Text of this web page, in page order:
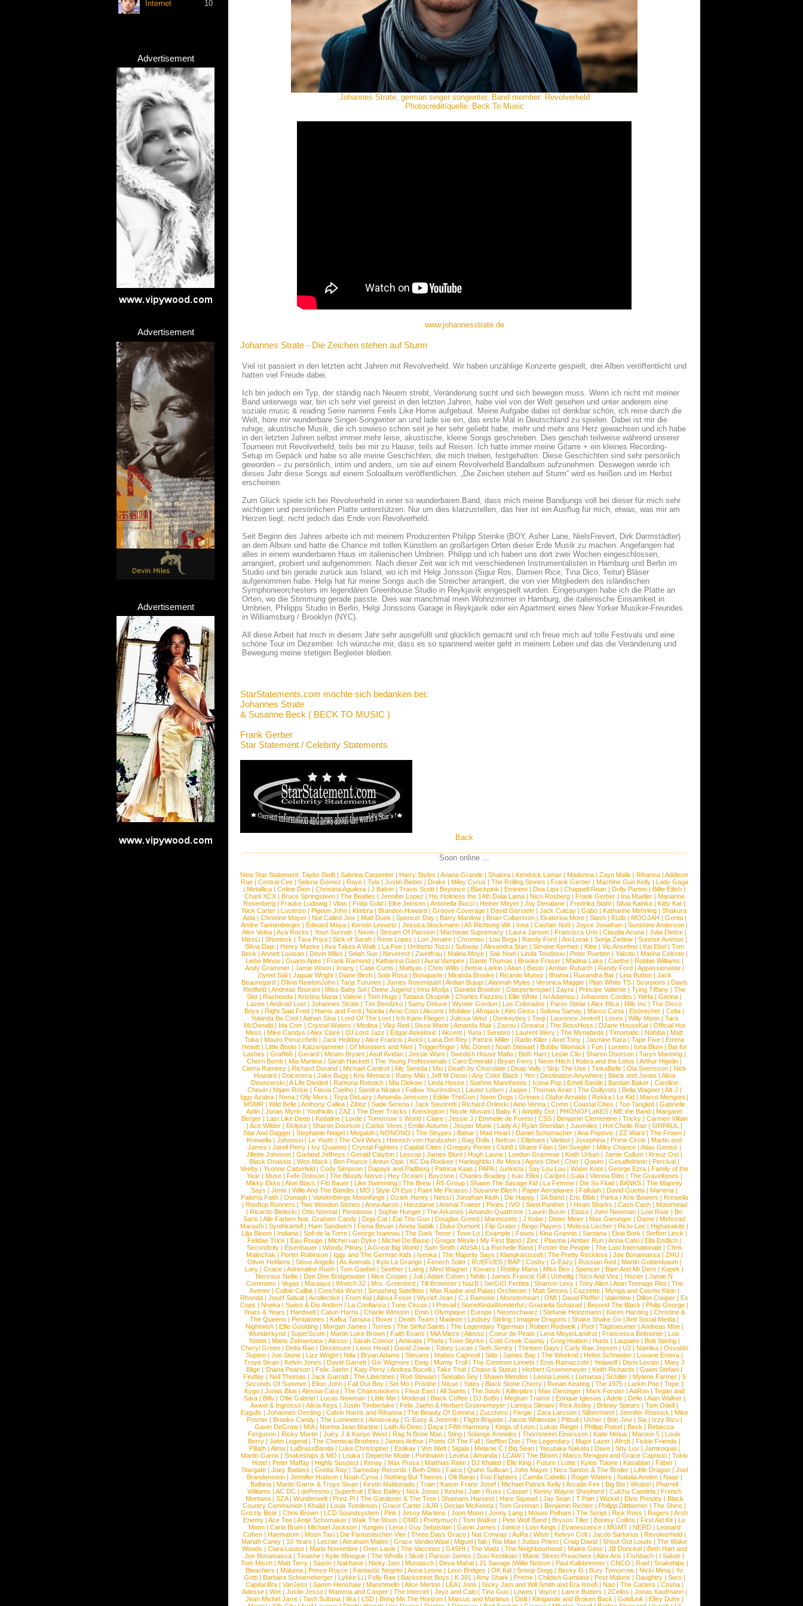
Internet 10
Advertisement
Advertisement
Advertisement
Johannes Strate, german singer songwriter, Band member: Revolverheld
Photocredit/quelle: Beck To Music
www.johannesstrate.de
Johannes Strate - Die Zeichen stehen auf Sturm
Viel ist passiert in den letzten acht Jahren mit Revolverheld. Wir haben unzählige Konzerte gespielt, drei Alben veröffentlicht und
hatten viel Freude dabei.
Ich bin jedoch ein Typ, der ständig nach Neuem strebt, Veränderung sucht und sich bewegen muss. Wenn ich nicht mit meiner
Band unterwegs war, bin ich sehr viel gereist in den letzten Jahren, habe viel von der Welt gesehen und unter anderem eine
soziale music & reading Serie namens Feels Like Home aufgebaut. Meine Aufgabe dabei ist denkbar schön, ich reise durch die
Welt, höre mir wunderbare Singer-Songwriter an und lade sie ein, das erste Mal in Deutschland zu spielen. Dabei ist mir die
ruhige, akustische Musik, die ich sowieso schon seit je her sehr geliebt habe, mehr und mehr ans Herz gewachsen und ich habe
in den letzten Jahren selbst immer mehr leise, akustische, kleine Songs geschrieben. Dies geschah teilweise während unserer
Tourneen mit Revolverheld, teils bei mir zu Hause, teils auf Reisen. Ich hatte immer meine Gitarre + ein kleines Recording-
Setup im Gepäck und habe so alle meine Geschichten, die mich trieben, festgehalten. Diese Geschichten sind sehr persönlich
geworden – zu persönlich, intim und anders, um sie auf einem Revolverheld Bandalbum aufzunehmen. Deswegen werde ich
dieses Jahr diese Songs auf einem Soloalbum veröffentlichen. „Die Zeichen stehen auf Sturm“ wird es heißen und im Herbst
erscheinen.
Zum Glück spiele ich bei Revolverheld in einer so wunderbaren Band, dass mich meine Bandjungs voll bei dieser für mich sehr
wichtigen und persönlichen Platte unterstützen. Nur um dies klarzustellen, das hier ist ein Ausflug für mich, etwas, was mir am
Herzen liegt, nicht jedoch das Ende von Revolverheld.
Seit Beginn des Jahres arbeite ich mit meinem Produzenten Philipp Steinke (BOY, Asher Lane, NielsFrevert, Dirk Darmstädter)
an dem Album und hatte die Chance mit tollen Künstlern an großartigen Orten dieser Erde Musik zu machen. Angefangen hat
alles in einem wunderbaren Haus im italienischen Umbrien. Philipp und ich haben uns dort zwei Wochen eingeschlossen,
arrangiert, probiert und aufgenommen. Nach dieser Zeit war ich mit verschiedenen Instrumentalisten in Hamburg und Berlin im
Studio und bin gerade zurück aus Island, wo ich mit Helgi Jonsson (Sigur Ros, Damien Rice, Tina Dico, Teitur) Bläser
aufgenommen habe. Helgi hat für meine Songs auch die Streicher arrangiert, die von vier Mitgliedern des isländischen
Symphonieorchesters im legendären Greenhouse Studio in Reykjavik eingespielt wurden. Eingesungen habe ich die Platte an
Orten, wo die Stimmung gerade passte. Dies war manchmal mein Wohnzimmer in Hamburg, die italienische Einsamkeit in
Umbrien, Philipps Studio in Berlin, Helgi Jonssons Garage in Reykjavik oder ein Apartment eines New Yorker Musiker-Freundes
in Williamsburg / Brooklyn (NYC).
All diese Arbeit hat mich in diesem Jahr sehr ausgefüllt und glücklich gemacht und ich freue mich auf tolle Festivals und eine
schöne Tour im Dezember. Ich wünsche mir, dass es so spannend weiter geht in meinem Leben und das die Veränderung und
Bewegung meine stetigen Begleiter bleiben.
StarStatements.com möchte sich bedanken bei:
Johannes Strate
& Susanne Beck ( BECK TO MUSIC )
Frank Gerber
Star Statement / Celebrity Statements
Back
Soon online ...
New Star Statement: Taylor Swift | Sabrina Carpenter | Harry Styles | Ariana Grande | Shakira | Kendrick Lamar | Madonna | Zayn Malik | Rihanna | Addison
Rae| Central Cee| Selena Gomez | Raye| Tyla| Justin Bieber| Drake| Miley Cyrus | The Rolling Stones | Frank Gerber| Machine Gun Kelly| Lady Gaga
| Metallica | Celine Dion | Christina Aguilera | J Balvin | Travis Scott | Beyonce | Blackpink | Eminem | Dua Lipa | Chappell Roan | Dolly Parton | Billie Eilish |
Charli XCX| Bruce Springsteen| The Beatles | Jennifer Lopez | His Holiness the 14th Dalai Lama| Nico Rosberg| Frank Gerber| Ina Mueller| Marianne
Rosenberg | Frauke Ludowig | Vitas | Frida Gold | Elke Jeinsen | Antonella Bucci | Heiner Meyer | Joy Denalane | Fredrika Stahl | Silvia Kainka | Kitty Kat |
Nick Carter | Lucenzo | Pigeon John | Kimbra | Brandon Howard | Groove Coverage | David Gerstein | Jack Culcay | Gabo | Katharine Mehrling | Shakura
Aida| Christine Mayer| Not Called Jinx | Matt Dusk | Spencer Day| Barry Manilow| Brian Culbertson| Ekaterina More| Slash| 81db| MOOJAH | Genta|
Andre Tannenberger | Edward Maya | Kerstin Linnartz | Jessica Stockmann | A5 Richtung Wir | Inna | Cashier No9 | Joyce Jonathan | Sunshine Anderson |
Alex Velea | Ava Rocks | Youn Sunnah | Nevio | Stream Of Passion | Machinae Supremacy | Laura Jansen | Francisca Urio | Claudia Acuna | Julia Dietze |
MissLi | Shonlock | Tara Priya | Sick of Sarah | Rene Lopez | Lori Jenaire | Chromeo | Lou Bega | Randy Ford | Ani Lorak | Sonja Zietlow | Sunrise Avenue |
Silvia Dias | Henry Maske| Ava Takes A Walk | La Fee| Umberto Tozzi| Subway| Alexandra Stan| Simone Kermes | Klee| Vic Anselmo| Kai Ebel| Tom
Beck | Annett Louisan| Devin Miles | Selah Sue| Neverest| Zweitfrau| Malina Moye| Sak Noel| Linda Teodosiu| Peter Ruetten| Yakoto| Marina Celeste|
Liebe Minou| Guano Apes | Frank Ramond| Katharina Gast| Aural Vampire| Dante Thomas | Brooke Fraser| Madina Lake| Caethe| Robbie Williams |
Andy Grammer| Jamie Woon| Imany| Catie Curtis | Mattyas | Chris Willis | Betsie Larkin| Aitan| Basto| Amber Rubarth| Randy Ford| Appassionante|
Ziynet Sali| Jaguar Wright| Diane Birch| Sola Rosa| Bonaparte| Miranda Brooke| Ricardo Munoz | Ilhama| Ruxandra Bar| Lina Button| Jack
Beauregard| Olivia NewtonJohn| Tarja Turunen| James Rosenquist| Ardian Bujupi| Alannah Myles | Veronica Maggio| Plain White TS| Scorpions | Davis
Redfield | Andreas Bourani | Miss Baby Sol | Deine Jugend | Inna Modja | Daniela Brooker | Glasperlenspiel | Zayra | Principe Valiente | Tying Tiffany | The
Slot | Rasheeda | Kristina Maria | Valerie | Tom Hugo | Tatiana Okupnik | Charles Fazzino | Ellie White | Ivi Adamou | Johannes Cordes | YaHa | Gerina |
Lazee | Android Lust | Johannes Strate | Tim Bendzko | Samy Deluxe | Wynter Gordon | Los Colorados | Parov Stelar | Alex Mica | Milk Inc | The Disco
Boys | Right Said Fred | Harris and Ford | Noelia | Arno Cost | Akcent | Mobilee | Afrojack | Kim Gloss | Soluna Samay | Marco Carta | Eisbrecher | Celia |
Yolanda Be Cool| Adrian Sina| Lord Of The Lost| Ich Kann Fliegen| Julissa Veloz | Donkeyboy| Tooji| Laurence Jenkell| Lovex | Willy Moon| Tara
McDonald| Ida Corr| Crystal Waters | Medina| Viky Red| Sisse Marie| Amanda Mair| Zazou| Oceana| The BossHoss | DJane HouseKat| Official Hot
Mess | Mike Candys | Alex Clare | DJ Lord Jazz | Edgar Askelovic | Akcent | Yuna | Serebro | Laurent Wery | The Mynabirds | Timomatic | Nahiba | Matt
Toka | Mauro Perucchetti | Jack Holiday | Alice Francis | Avicii | Lana Del Rey | Patrick Miller | Radio Killer | Axel Tony | Jasmine Kara | Tape Five | Emma
Hewitt| Little Boots | Katzenjammer| Of Monsters and Men| Triggerfinger| Mic Donet| Noah Stewart| Bobby Womack | Fun| Loreen| Iona Blum| Bat for
Lashes | Graffiti6| Gerard| Miriam Bryant| Asaf Avidan| Jessie Ware| Swedish House Mafia| Beth Hart| Leslie Clio| Sharon Doorson| Taryn Manning|
Cherri Bomb | Mia Martina | Sarah Hackett | The Young Professionals | Caro Emerald | Bryan Ferry | Neon Hitch | Kobra and the Lotus | Arthur Higelin |
Cierra Ramirez | Richard Durand | Michael Canitrot | Ally Sereda | Miu | Death by Chocolate | Deap Vally | Skip The Use | TinkaBelle | Ola Svensson | Nick
Howard| Dolcenera| Jake Bugg| Kris Menace| Rainy Milo| Jeff M Dixon| Any Color Black | Yen| Destination Anywhere| Black and Jones | Alina
Devecerski| A Life Divided| Ramona Rotstich| Mia Diekow| Linda Hesse| Soehne Mannheims | Icona Pop| Emeli Sande| Bastian Baker| Caroline
Chevin| Ntjam Rosie| Flavia Coelho| Sandra Nkake| Follow YourInstinct| Lauter Leben| Jaqee| Thomas Azier| The Dollyrots | Bella Wagner| Alt-J |
Iggy Azalea | Nena | Olly Murs | Toya DeLazy | Amanda Jenssen | Eddie TheGun | Neon Dogs | Grimes | Olafur Arnalds | Rykka | Le Kid | Marco Mengoni |
MSMR| Wild Belle| Anthony Callea| Zibbz | Sade Serena| Jack Savoretti| Richard Orlinski| Aino Venna| Como| Coastal Cities | Too Tangled| Gabrielle
Aplin | Jonas Myrin | Youthkills | ZAZ | The Deer Tracks | Kensington | Nicole Musoni | Baby K | Amplify Dot | PHONOFLaKES | ME the Band | Margaret
Berger| Last Like Deep| Kodaline| Lorde| Tomorrow´s World| Claire| Jessie J | Emmelie de Forest| CSS| Benjamin Clementine| Tricky| Carmen Villain
| Ace Wilder| Eklipse| Sharon Doorson| Carlos Vives | Emilie Autumn| Jesper Munk | Lady A| Ryan Sheridan| Juveniles | Hot Chelle Rae| SIRPAUL
|
Star And Dagger | Stephanie Neigel | Megaloh | NONONO | The Strypes | Bahar | Mad Heart | Daniel Schumacher | Ana Popovic | ZZ Ward | The Frown |
Krewella | Johnossi | Le Youth | The Civil Wars | Heinrich von Handzahm | Rag Dolls | Nelson | Elliphant | Vanbot | Josephina | Prime Circle | Martin and
James | Jarell Perry | Ivy Quainoo | Crystal Fighters | Capital Cities | Gregory Porter | Club8 | Shane Filan | Siri Svegler | Milky Chance | Atlas Genius |
Jillette Johnson | Garland Jeffreys | Gerald Clayton | Lescop | James Blunt | Hugh Laurie | London Grammar | Keith Urban | Jamie Cullum | Kreuz Ost |
Black Onassis | Wes Mack | Ben Pearce | Antun Opic | KC Da Rookee | Harleighblu | Ife Mora | Agnes Obel | Cher | Qasim | Gesaffelstein | Percival |
Veeby | Yvonne Catterfeld | Cody Simpson | Dapayk and Padberg | Patricia Kaas | PAPA| Junkista | Say Lou Lou | Water Knot | George Ezra | Family of the
Year| Muse| Fefe Dobson| The Bloody Nerve| Hey Ocean! | Boyzone| Charles Bradley| Isac Elliot| Carlprit| Gala| Vienna Ditto| The Graveltones |
Mikky Ekko | Aloe Blacc | Flo Bauer | Like Swimming | The Brew | R5 Group | Shawn The Savage Kid | La Femme | Die So Fluid | BANKS | The Majority
Says | Jenix | Wille And The Bandits | MO | Style Of Eye | Paint Me Picasso | Susanne Blech | Paper Aeroplanes | Fallulah | David Guetta | Marteria |
Paloma Faith| Oonagh| Vandenbergs MoonKings | Ozark Henry| Nessi| Jonathan Kluth| Die Happy| 3A Band| Eric Bibb| Parka| Kris Bowers | Krewella
| Rooftop Runners | Two Wooden Stones | Anna Aaron| Herzdame| Animal Trainer| Pixies | IVO | Steel Panther| I Heart Sharks | Cash Cash| Motorhead
| Ricardo Bielecki | Otto Normal | Pentatonix | Sophie Hunger | The Arkanes | Amando Quattrone | Laurin Buser | Elaiza | John Newman | Low Roar | Bo
Saris | Alle Farben feat. Graham Candy | Doja Cat | Eat The Gun | Douglas Greed | Marmozets | J Kobe | Dieter Meier | Max Giesinger | Dame | Mehrzad
Marashi | Synthkartell | Ham Sandwich | Fiona Bevan | Aneta Sablik | Duke Dumont | Flip Grater | Bingo Players | Melissa Lischer | Ricki-Lee | Highasakite |
Lilja Bloom | Indiana | Sofi de la Torre | George Ioannou | The Dark Tenor | Tove Lo | Example | Foxes | Kina Grannis | Santana | Ekat Bork | Steffen Linck |
Felidae Trick | Eau Rouge | Michel van Dyke | Michel De Biasio | Gregor Meyle | My First Band | Zinc | Plasma | Amber Run | Anna Calvi | Ella Endlich |
Secondcity| Eisenhauer| Woody Pitney| A Great Big World| Sam Smith| ANSA| La Rochelle Band| Foster the People| The Last Internationale| Chris
Malinchak | Porter Robinson| Iggy and The German Kids | Iyeoka| The Majority Says | Klangkarussell| The Pretty Reckless | Joe Bonamassa| ZHU|
Oliver Heldens | Steve Angello| As Animals | Kyla La Grange| Fenech Soler| RUEFUES| BAP| Cosby| G-Eazy| Russian Red| Martin Goldenbaum|
Lary | Grace | Adrenaline Rush | Tom Gaebel | Seether | Laing | Mirel Wagner | Kovacs | Robby Maria | Miss Bex | Spencer | Bam And Mr.Dero | Kopek |
Nervous Nellie | Dee Dee Bridgewater | Alice Cooper | Juli | Adam Cohen | Nihils | James Francis Gill | Unheilig | Nico And Vinz | Hozier | Jamie N
Commons | Vegas | Maraaya| Wretch 32| Mrs. Greenbird| Till Broenner| NazB| SerGIO Fertitta| Sharron Levy| Tony Allen| Atari Teenage Riot| The
Avener | Colbie Caillat | Conchita Wurst | Smashing Satellites | Max Raabe and Palast Orchester | Matt Simons | Cazzette | Mynga and Cosmo Klein |
Rhonda | Josef Salvat | Acollective | From Kid | Alexa Feser | Wyclef Jean | C.J.Ramone | Monsterheart | OMI | David Pfeffer | Valentine | Dillon Cooper | Ex
Cops | Nneka | Swiss & Die Andern | La Confianza | Tune Circus | I Prevail | SomeKindaWonderful | Graziella Schazad | Beyond The Black | Philip George |
Years & Years | Hardwell| Calvin Harris | Charlie Winston| Emin| Olympique| Europe| Neonschwarz | Stefanie Heinzmann| Karen Harding| Christine &
The Queens | Pentatones | Kafka Tamura | Boxer | Death Team | Madeon | Lindsey Stirling | Imagine Dragons | Shake Shake Go | Anti Social Media |
Nightwish| Ellie Goulding| Morgan James | Torres | The Sinful Saints | The Legendary Tigerman| Robert Redweik | Pool| Tagtraeumer| Andreas Moe|
Wunderkynd | SuperScum | Martin Luke Brown | Faith Evans | MiA Mieze | Alesso | Coeur de Pirate | Lena MeyerLandrut | Francesca Belmonte | Loic
Nottet| Mans Zelmerloew| Alesso| Sarah Connor| Aminata| Phela| Tove Styrke| Cold Creek County| Greg Holden| Hurts | Laupaire| Bob Spring|
Cheryl Green| Delta Rae| Disclosure| Lions Head| David Zowie| Tobey Lucas | Seth Sentry| Thirteen Days | Carly Rae Jepsen| U2| Namika| Osvaldo
Supino| Joe Stone| Lizz Wright| Niila| Bryan Adams | Stevans | Matteo Capreoli| Sido| James Bay| The Weeknd| Helen Schneider| Louane Emera|
Troye Sivan | Kelvin Jones | David Garrett | Gin Wigmore | Ewig | Mumiy Troll | The Common Linnets | Eros Ramazzotti | Yelawolf | Demi Lovato | Mary J
Blige | Shana Pearson | Felix Jaehn | Katy Perry | Andrea Bocelli | Take That | Chase & Status | Herbert Groenemeyer | Keith Richards | Gwen Stefani |
Findlay| Neil Thomas | Jack Garratt| The Libertines | Rod Stewart| Seinabo Sey| Shawn Mendes | Leona Lewis | Lumaraa| Schiller| Mylene Farmer| 5
Seconds Of Summer| Elton John| Fall Out Boy| Set Mo| Pristine| Nisse| Yates | Black Stone Cherry| Ronan Keating| The 1975| Larkin Poe| Topic |
Kygo| Jonas Blue| Alessia Cara| The Chainsmokers | Fleur East| All Saints | The Souls | Killerpilze| Max Giesinger| Mark Forster| AaRon| Tegan and
Sara| Billy| Ollie Gabriel| Lucas Newman| Little Mix | Moderat| Black Coffee| DJ BoBo| Meghan Trainor| Enrique Iglesias | Adele| Delle| Alan Walker|
Axwel & Ingrosso | Alicia Keys | Justin Timberlake | Felix Jaehn & Herbert Groenemeyer | Lamiya Slimani | Rick Astley | Britney Spears | Tom Odell |
Eagulls | Johannes Oerding| Calvin Harris and Rihanna| The Beauty Of Gemina| Zucchero| Fergie| Zara Larsson| Silbermond| Jennifer Rostock | Mike
Posner| Brooke Candy| The Lumineers | Annisokay| G-Easy & Jeremih| Flight Brigade| Jacob Whiteside| Pitbull| Usher| Bon Jovi| Sia| Izzy Bizu|
Gavin DeGraw | MIA| Norma Jean Martine | Laith Al-Deen | Daya | Fifth Harmony | Kings of Leon | Lukas Rieger | Philipp Poisel | Beck | Rebecca
Ferguson | Ricky Martin | Juicy J & Kanye West | Rag N Bone Man | Sting | Solange Knowles | Thornsteinn Einarsson | Katie Melua | Maroon 5 | Louis
Berry | John Legend | The Chemical Brothers | James Arthur | Poets Of The Fall | Stefflon Don | The Legendary | Major Lazer | Afrob | Fickle Friends |
Pillath| Alma| LaBrassBanda| Luke Christopher| Estikay| Von Welt| Sigala| Melanie C| Big Sean| Yasutaka Nakata| Dave| Shy Luv| Jamiroquai|
Martin Garrix | Snakeships & MO | Louka | Depeche Mode | Pohlmann | Levina | Amanda | LCAW| The Bloom | Marco Mengoni and Grace Capristo | Tokio
Hotel | Peter Maffay | Highly Suspect | Kenay | Max Prosa | Matthias Reim | DJ Khaled | Elle King | Future | Lotte | Kyles Tolone | Kasabian | Faber |
Stargate| Joey Badass | Gretta Ray| Sameday Records | Beth Ditto| Falco| Quinn Sullivan| John Mayer| Nico Santos & The Broiler| Little Dragon| Joel
Brandenstein| Jennifer Hudson| Noah Cyrus | Nothing But Thieves | Olli Banjo| Foo Fighters | Camila Cabello| Roger Waters | Natalia Avelon| Naaz |
Balbina | Martin Garrix & Troye Sivan | Kirstin Maldonado | Train | Kaiser Franz Josef | Michael Patrick Kelly | Arcade Fire | Big Boi | Wrabel | Pharrell
Williams | AC DC| dePresno| Superfruit| Elles Bailey| Nick Jonas | Kesha| Jain| Russ | Casper| Kenny Wayne Shepherd| Culcha Candela| French
Montana| SZA| Wunderwelt| Prinz Pi| The Gardener & The Tree| Shamans Harvest| Hare Squead| Jay Sean| T Pain| Wizkid| Elvis Presley| Black
Country Communion | Khalid | Louis Tomlinson | Grace Carter | AJR | Declan McKenna | Tom Grennan | Benjamin Richter | Philipp Dittberner | The Shins |
Grizzly Bear | Chris Brown | LCD Soundsystem | Pink | Jessy Martens | Joon Moon | Jonny Lang | Moses Pelham | The Script | Rick Ross | Rogers | Arch
Enemy | Ace Tee | Antje Schomaker | Walk The Moon | OMD | Prettymuch | Tom Walker | Pete Wolf Band | Bryson Tiller | Bootsy Collins | First Aid Kit | Lo
Moon| Carla Bruni| Michael Jackson| Yungen| Lena| Guy Sebastian| Gavin James | Janice| Lost Kings | Evanescence| MGMT| NERD| Leonard
Cohen| Haematom| Moon Taxi| Die Fantastischen Vier| Three Days Grace| Nat Conway| AuRa| Wisin| Kelvyn Colt| Jacob Sartorius | Revolverheld|
Mariah Carey | 10 Years | Lecrae | Abraham Mateo | Grace VanderWaal | Miguel | fab | Ria Mae | Judas Priest | Craig David | Shout Out Louds | The Wake
Woods | Clara Louise| Mario Novembre| Oren Lavie| The Vaccines | G4SHI | The Voidz | The Neighbourhood| Maitre Gims | JB Dunckel| Beth Hart and
Joe Bonamassa | Tinashe | Kylie Minogue | The Wholls | Skott | Parson James | Susi Kentikian | Manic Street Preachers | Alex Aris | Fishbach | I Salute |
Tom Misch| Matt Terry| Saxon| Nakhane| Nicky Jam| Mustasch| Deva Mahal| 21 Savage|Willie Nelson| Paul Kalkbrenner| CNCO | Ruel| Snakehips |
Bleachers | Maluma | Prince Royce | Fantastic Negrito | Anna Leone | Leon Bridges | OK Kid | Snoop Dogg | Becky G | Bury Tomorrow | Nicki Minaj | Yo
Gotti| Barbara Schoeneberger| Lykke Li| Folly Rae| Backstreet Boys | K 391 | Amy Shark | Preme| Childish Gambino| Post Malone| Daughtry| Sero|
Capital Bra| VanJess | Samm Henshaw| Marshmello| Alice Merton| LEA| Joris | Nicky Jam and Will Smith and Era Istrefi| Nao| The Carters | Cosha|
Adesse| Wet| Justin Jesso| Marteria and Casper| The Internet| Jeyz and Calo| Tina Guo| Lowes | Voyce| Lance Butters | 2Cellos | Jonas Kaufmann|
Jean Michel Jarre| Tash Sultana| Ilira| LSD| Bring Me The Horizon| Marcus and Martinus | Delil| Klingande and Broken Back | GoldLink | Elley Duhe|